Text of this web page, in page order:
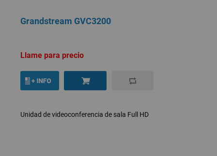
Grandstream GVC3200
Llame para precio
Unidad de videoconferencia de sala Full HD